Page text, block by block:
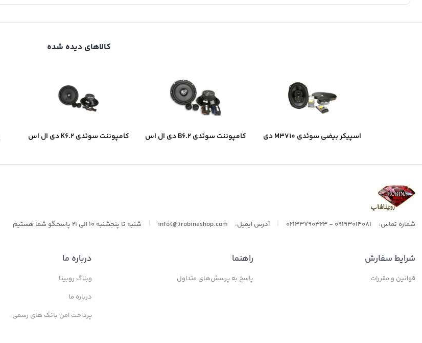
کالاهای دیده شده
اسپیکر بیضی سوئدی M3710 دی
کامپوننت سوئدی B6.2 دی ال اس کامپوننت سوئدی K6.2 دی ال اس
شماره تماس: 09193014081 - 02133790323 آدرس ایمیل: info{@}robinashop.com شنبه تا پنجشنبه 10 الی 21 پاسخگو شما هستیم
شرایط سفارش
قوانین و مقررات
راهنما
پاسخ به پرسش‌های متداول
درباره ما
وبلاگ روبینا
درباره ما
پرداخت امن بانک های رسمی